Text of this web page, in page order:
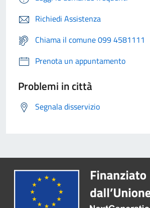
Richiedi Assistenza
Chiama il comune 099 4581111
Prenota un appuntamento
Problemi in città
Segnala disservizio